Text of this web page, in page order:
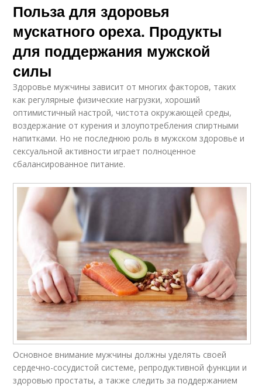
Польза для здоровья
мускатного ореха. Продукты
для поддержания мужской
силы
Здоровье мужчины зависит от многих факторов, таких
как регулярные физические нагрузки, хороший
оптимистичный настрой, чистота окружающей среды,
воздержание от курения и злоупотребления спиртными
напитками. Но не последнюю роль в мужском здоровье и
сексуальной активности играет полноценное
сбалансированное питание.
Основное внимание мужчины должны уделять своей
сердечно-сосудистой системе, репродуктивной функции и
здоровью простаты, а также следить за поддержанием